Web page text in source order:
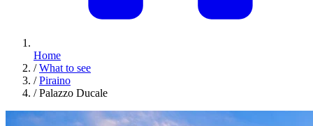
Home
/ What to see
/ Piraino
/ Palazzo Ducale